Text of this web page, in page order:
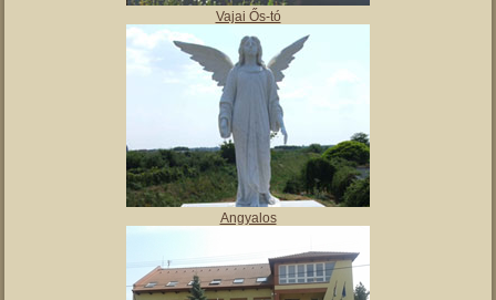
Vajai Ős-tó